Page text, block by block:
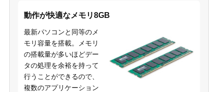
動作が快適なメモリ8GB
最新パソコンと同等のメ
モリ容量を搭載。メモリ
の搭載量が多いほどデー
タの処理を余裕を持って
行うことができるので、
複数のアプリケーション